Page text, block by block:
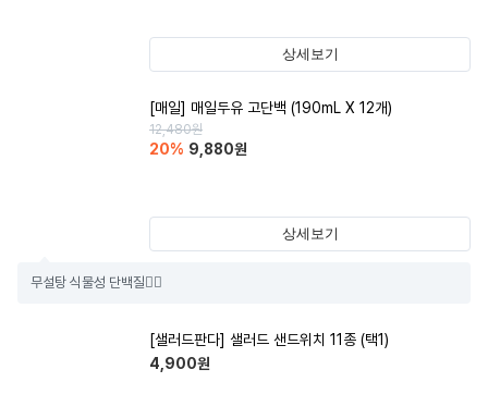
상세보기
[매일] 매일두유 고단백 (190mL X 12개)
12,480원
20% 9,880원
상세보기
무설탕 식물성 단백질👍🏻
[샐러드판다] 샐러드 샌드위치 11종 (택1)
4,900원